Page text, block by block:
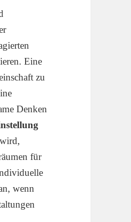
Eine
zu
Denken
für
wenn